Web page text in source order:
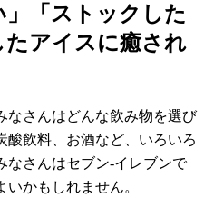
」「ストックした
アイスに癒され
なさんはどんな飲み物を選び
飲料、お酒など、いろいろ
なさんはセブン-イレブンで
かもしれません。